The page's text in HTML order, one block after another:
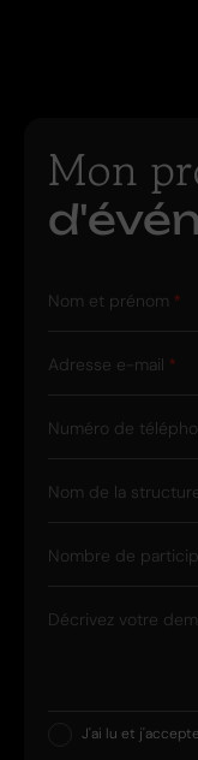
Mon
Nom et prénom
Adresse e-mail
Numéro de
Nom de la
Nombre de
Décrivez votre
J'ai lu et